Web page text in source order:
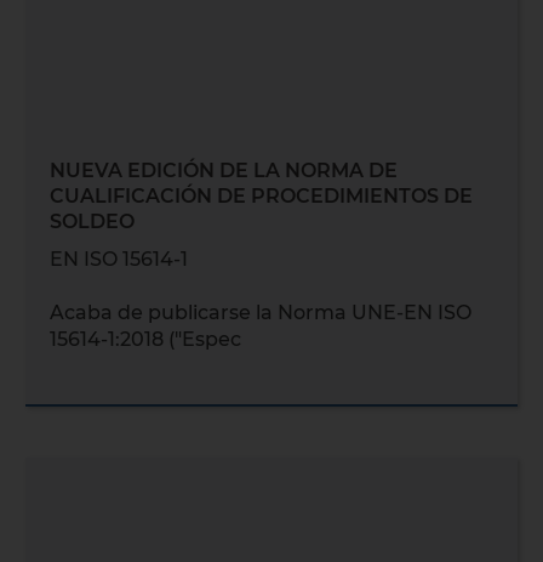
NUEVA EDICIÓN DE LA NORMA DE
CUALIFICACIÓN DE PROCEDIMIENTOS DE
SOLDEO
EN ISO 15614-1
Acaba de publicarse la Norma UNE-EN ISO
15614-1:2018 ("Espec